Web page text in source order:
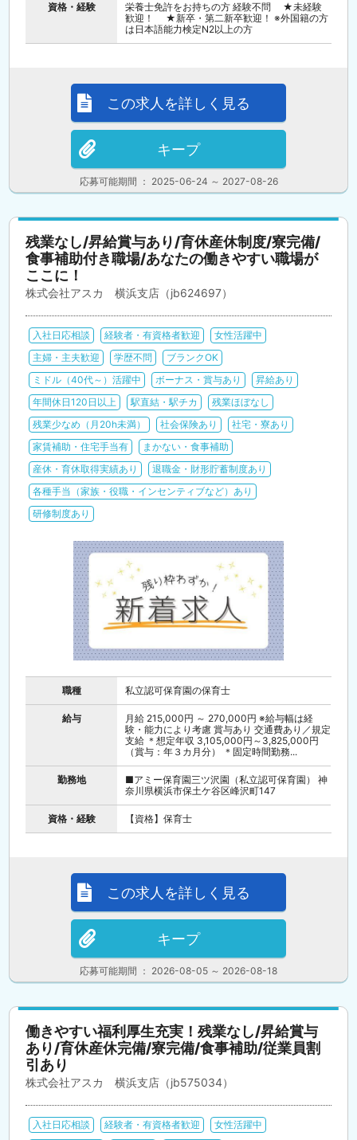
資格・経験
栄養士免許をお持ちの方 経験不問 ★未経験
歓迎！ ★新卒・第二新卒歓迎！ ※外国籍の方
は日本語能力検定N2以上の方
応募可能期間 ： 2025-06-24 ～ 2027-08-26
この求人を詳しく見る
キープ
残業なし/昇給賞与あり/育休産休制度/寮完備/
食事補助付き職場/あなたの働きやすい職場が
ここに！
株式会社アスカ 横浜支店（jb624697）
入社日応相談 経験者・有資格者歓迎
女性活躍中
主婦・主夫歓迎
学歴不問
ブランクOK
ミドル（40代～）活躍中
ボーナス・賞与あり
昇給あり
年間休日120日以上
駅直結・駅チカ
残業ほぼなし
残業少なめ（月20h未満）
社会保険あり
社宅・寮あり
家賃補助・住宅手当有
まかない・食事補助
産休・育休取得実績あり
退職金・財形貯蓄制度あり
各種手当（家族・役職・インセンティブなど）あり
研修制度あり
職種 私立認可保育園の保育士
給与
月給 215,000円 ～ 270,000円 ※給与幅は経
験・能力により考慮 賞与あり 交通費あり／規定
支給 ＊想定年収 3,105,000円～3,825,000円
（賞与：年３カ月分） ＊固定時間勤務...
勤務地
■アミー保育園三ツ沢園（私立認可保育園） 神
奈川県横浜市保土ケ谷区峰沢町147
資格・経験 【資格】保育士
応募可能期間 ： 2026-08-05 ～ 2026-08-18
この求人を詳しく見る
キープ
働きやすい福利厚生充実！残業なし/昇給賞与
あり/育休産休完備/寮完備/食事補助/従業員割
引あり
株式会社アスカ 横浜支店（jb575034）
入社日応相談 経験者・有資格者歓迎
女性活躍中